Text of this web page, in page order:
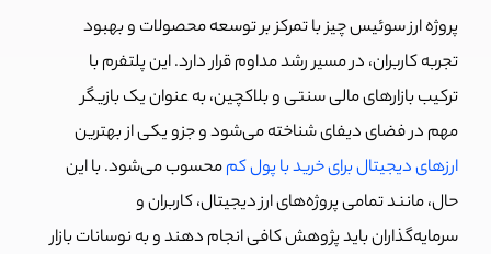
پروژه ارز سوئیس چیز با تمرکز بر توسعه محصولات و بهبود
تجربه کاربران، در مسیر رشد مداوم قرار دارد. این پلتفرم با
ترکیب بازارهای مالی سنتی و بلاکچین، به عنوان یک بازیگر
مهم در فضای دیفای شناخته می‌شود و جزو یکی از بهترین
ارزهای دیجیتال برای خرید با پول کممحسوب می‌شود. با این
حال، مانند تمامی پروژه‌های ارز دیجیتال، کاربران و
سرمایه‌گذاران باید پژوهش کافی انجام دهند و به نوسانات بازار